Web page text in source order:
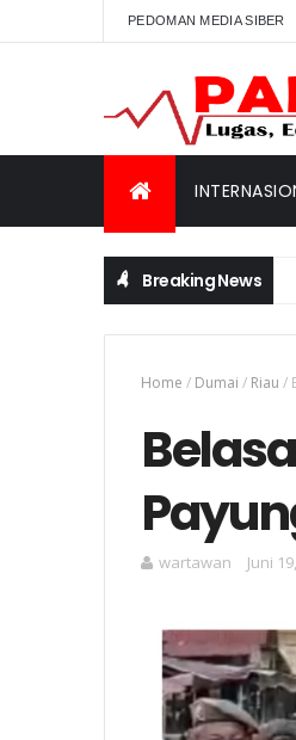
PEDOMAN MEDIA SIBER
Breaking News
Home / Dumai / Riau /
wartawan Juni